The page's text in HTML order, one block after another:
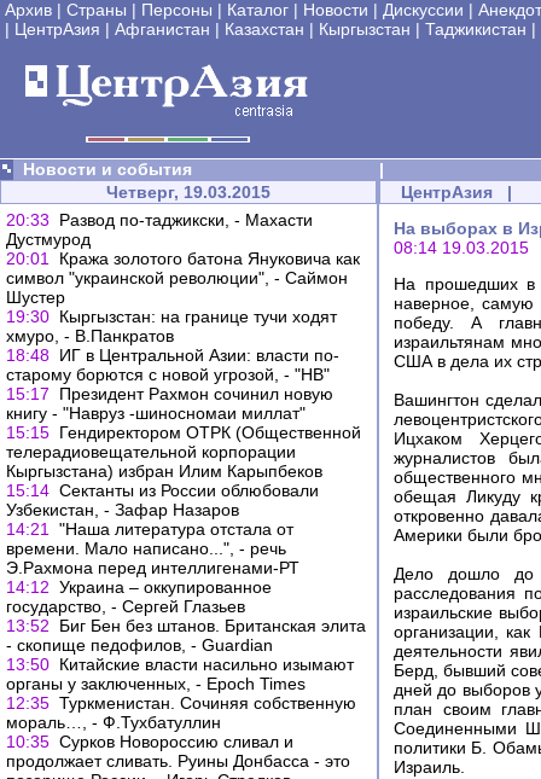
Архив | Страны | Персоны | Каталог | Новости | Дискуссии |
| ЦентрАзия | Афганистан | Казахстан | Кыргызстан | Таджикистан |
Новости и события
|
Четверг, 19.03.2015
20:33
Развод по-таджикски, - Махасти
Дустмурод
20:01
Кража золотого батона Януковича как
символ "украинской революции", - Саймон
Шустер
19:30 Кыргызстан: на границе тучи ходят
хмуро, - В.Панкратов
18:48 ИГ в Центральной Азии: власти по-
старому борются с новой угрозой, - "НВ"
15:17
Президент Рахмон сочинил новую
книгу - "Навруз -шиносномаи миллат"
15:15 Гендиректором ОТРК (Общественной
телерадиовещательной корпорации
Кыргызстана) избран Илим Карыпбеков
15:14 Сектанты из России облюбовали
Узбекистан, - Зафар Назаров
14:21
"Наша литература отстала от
времени. Мало написано...", - речь
Э.Рахмона перед интеллигенами-РТ
14:12 Украина – оккупированное
государство, - Сергей Глазьев
13:52
Биг Бен без штанов. Британская элита
- скопище педофилов, - Guardian
13:50 Китайские власти насильно изымают
органы у заключенных, - Epoch Times
12:35 Туркменистан. Сочиняя собственную
мораль…, - Ф.Тухбатуллин
10:35 Сурков Новороссию сливал и
продолжает сливать. Руины Донбасса - это
ЦентрАзия |
На выборах в
08:14 19.03.2015
На прошедших в
наверное, самую
победу. А
израильтянам
США в дела их
Вашингтон
Ицхаком
журналистов
общественного
обещая Ликуду
откровенно
Америки были
Дело дошло до
расследования
израильские
организации,
деятельности
Берд, бывший
дней до выборов
план своим
Соединенными
политики Б.
Израиль.